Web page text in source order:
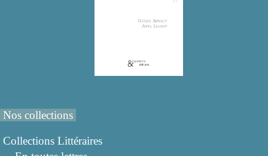
Nos collections
Collections Littéraires